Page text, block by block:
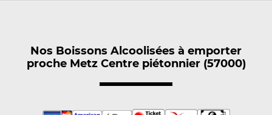
Nos Boissons Alcoolisées à emporter
proche Metz Centre piétonnier (57000)